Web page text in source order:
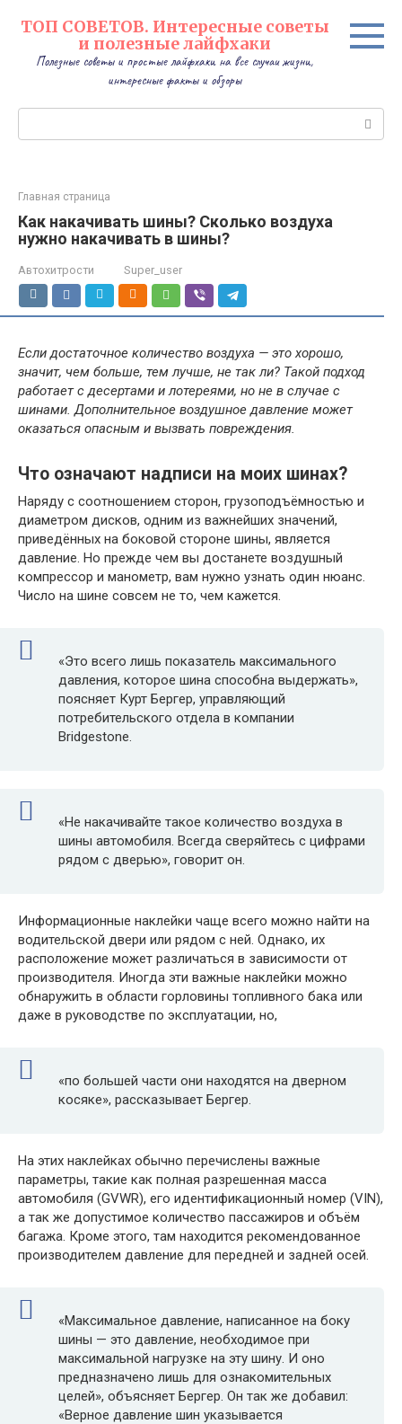
ТОП СОВЕТОВ. Интересные советы
и полезные лайфхаки
Полезные советы и простые лайфхаки на все случаи жизни,
интересные факты и обзоры
Главная страница
Как накачивать шины? Сколько воздуха
нужно накачивать в шины?
Автохитрости Super_user
Если достаточное количество воздуха — это хорошо,
значит, чем больше, тем лучше, не так ли? Такой подход
работает с десертами и лотереями, но не в случае с
шинами. Дополнительное воздушное давление может
оказаться опасным и вызвать повреждения.
Что означают надписи на моих шинах?
Наряду с соотношением сторон, грузоподъёмностью и
диаметром дисков, одним из важнейших значений,
приведённых на боковой стороне шины, является
давление. Но прежде чем вы достанете воздушный
компрессор и манометр, вам нужно узнать один нюанс.
Число на шине совсем не то, чем кажется.
«Это всего лишь показатель максимального
давления, которое шина способна выдержать»,
поясняет Курт Бергер, управляющий
потребительского отдела в компании
Bridgestone.
«Не накачивайте такое количество воздуха в
шины автомобиля. Всегда сверяйтесь с цифрами
рядом с дверью», говорит он.
Информационные наклейки чаще всего можно найти на
водительской двери или рядом с ней. Однако, их
расположение может различаться в зависимости от
производителя. Иногда эти важные наклейки можно
обнаружить в области горловины топливного бака или
даже в руководстве по эксплуатации, но,
«по большей части они находятся на дверном
косяке», рассказывает Бергер.
На этих наклейках обычно перечислены важные
параметры, такие как полная разрешенная масса
автомобиля (GVWR), его идентификационный номер (VIN),
а так же допустимое количество пассажиров и объём
багажа. Кроме этого, там находится рекомендованное
производителем давление для передней и задней осей.
«Максимальное давление, написанное на боку
шины — это давление, необходимое при
максимальной нагрузке на эту шину. И оно
предназначено лишь для ознакомительных
целей», объясняет Бергер. Он так же добавил:
«Верное давление шин указывается